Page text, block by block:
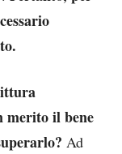
merito il bene
Ad